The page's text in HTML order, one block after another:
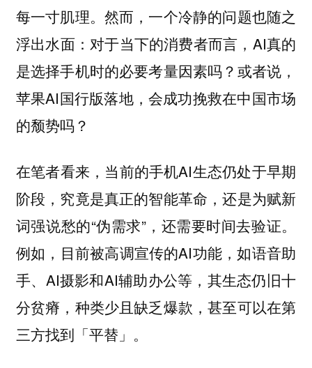
每一寸肌理。然而，一个冷静的问题也随之
浮出水面：对于当下的消费者而言，AI真的
是选择手机时的必要考量因素吗？或者说，
苹果AI国行版落地，会成功挽救在中国市场
的颓势吗？
在笔者看来，当前的手机AI生态仍处于早期
阶段，究竟是真正的智能革命，还是为赋新
词强说愁的“伪需求”，还需要时间去验证。
例如，目前被高调宣传的AI功能，如语音助
手、AI摄影和AI辅助办公等，其生态仍旧十
分贫瘠，种类少且缺乏爆款，甚至可以在第
三方找到「平替」。